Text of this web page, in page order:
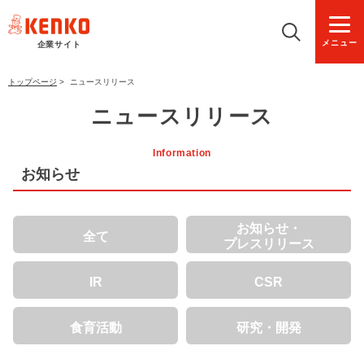
企業サイト メニュー
トップページ > ニュースリリース
ニュースリリース
Information
お知らせ
全て
お知らせ・
プレスリリース
IR CSR
食育活動 研究・開発